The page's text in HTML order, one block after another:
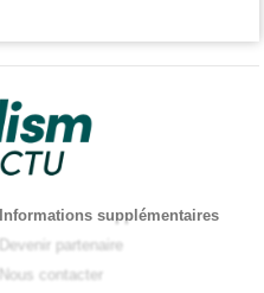
Informations supplémentaires
Devenir partenaire
Nous contacter